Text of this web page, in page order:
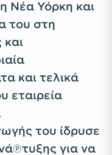
Νέα Υόρκη και
του στη
και τελικά
εταιρεία
του ίδρυσε
για να